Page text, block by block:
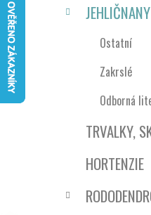
JEHLIČNANY
Ostatní
Zakrslé
Odborná
TRVALKY,
HORTENZIE